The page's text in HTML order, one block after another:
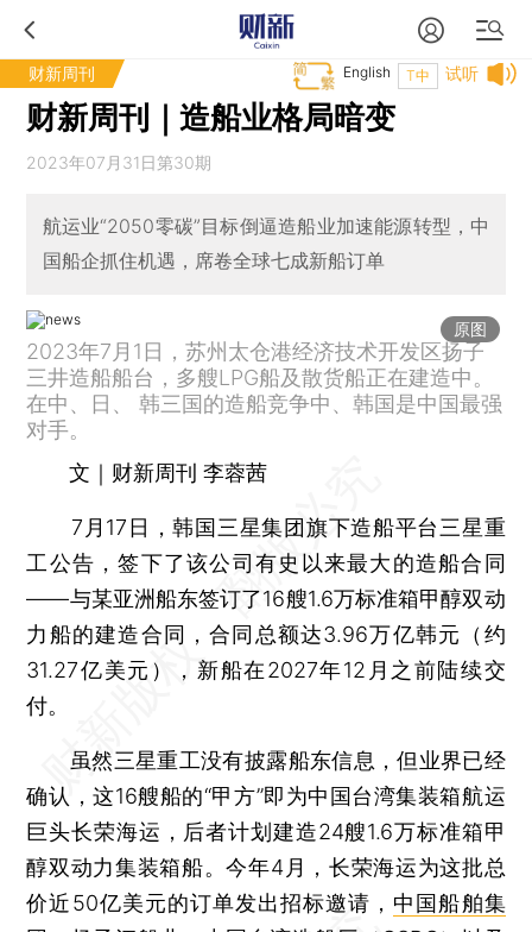
财新周刊 试听
T中
English
财新周刊｜造船业格局暗变
2023年07月31日第30期
航运业“2050零碳”目标倒逼造船业加速能源转型，中
国船企抓住机遇，席卷全球七成新船订单
原图
2023年7月1日，苏州太仓港经济技术开发区扬子
三井造船船台，多艘LPG船及散货船正在建造中。
在中、日、 韩三国的造船竞争中、韩国是中国最强
对手。
文｜财新周刊 李蓉茜
7月17日，韩国三星集团旗下造船平台三星重
工公告，签下了该公司有史以来最大的造船合同
——与某亚洲船东签订了16艘1.6万标准箱甲醇双动
力船的建造合同，合同总额达3.96万亿韩元（约
31.27亿美元），新船在2027年12月之前陆续交
付。
虽然三星重工没有披露船东信息，但业界已经
确认，这16艘船的“甲方”即为中国台湾集装箱航运
巨头长荣海运，后者计划建造24艘1.6万标准箱甲
醇双动力集装箱船。今年4月，长荣海运为这批总
价近50亿美元的订单发出招标邀请， 中国船舶集